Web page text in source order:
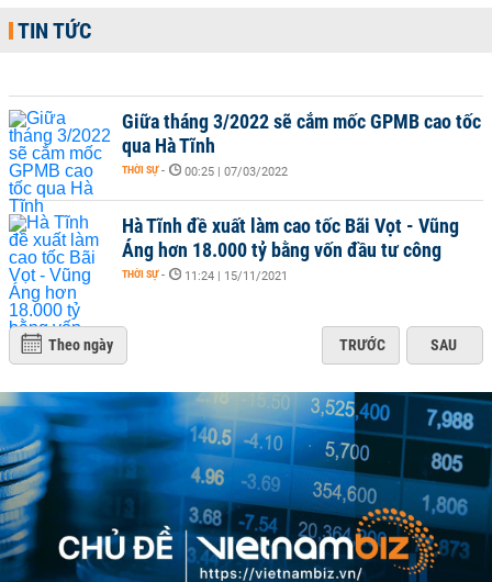
TIN TỨC
Giữa tháng 3/2022 sẽ cắm mốc GPMB cao tốc
qua Hà Tĩnh
THỜI SỰ - 00:25 | 07/03/2022
Hà Tĩnh đề xuất làm cao tốc Bãi Vọt - Vũng
Áng hơn 18.000 tỷ bằng vốn đầu tư công
THỜI SỰ - 11:24 | 15/11/2021
Theo ngày TRƯỚC SAU